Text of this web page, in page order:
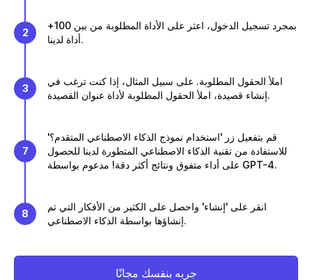
2
بمجرد تسجيل الدخول، اعثر على الأداة المطلوبة من بين 100+
أداة لدينا.
3
املأ الحقول المطلوبة. على سبيل المثال، إذا كنت ترغب في
إنشاء قصيدة، املأ الحقول المطلوبة لأداة عنوان القصيدة.
7
قم بتفعيل زر 'استخدام نموذج الذكاء الاصطناعي المتقدم؟'
للاستفادة من تقنية الذكاء الاصطناعي المتطورة لدينا للحصول
على أداء متفوق ونتائج أكثر دقة! مدعوم بواسطة GPT-4.
8
انقر على 'إنشاء' واحصل على الكثير من الأفكار التي تم
إنشاؤها بواسطة الذكاء الاصطناعي.
جربه بنفسك مجانًا